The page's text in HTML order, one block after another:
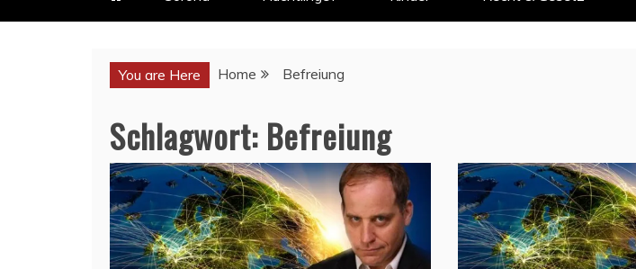
You are Here Home Befreiung
Schlagwort: Befreiung